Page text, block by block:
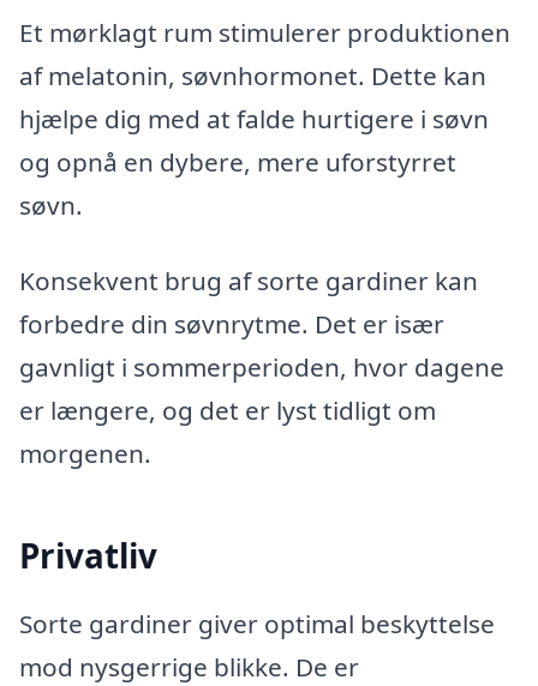
Et mørklagt rum stimulerer produktionen
af melatonin, søvnhormonet. Dette kan
hjælpe dig med at falde hurtigere i søvn
og opnå en dybere, mere uforstyrret
søvn.
Konsekvent brug af sorte gardiner kan
forbedre din søvnrytme. Det er især
gavnligt i sommerperioden, hvor dagene
er længere, og det er lyst tidligt om
morgenen.
Privatliv
Sorte gardiner giver optimal beskyttelse
mod nysgerrige blikke. De er